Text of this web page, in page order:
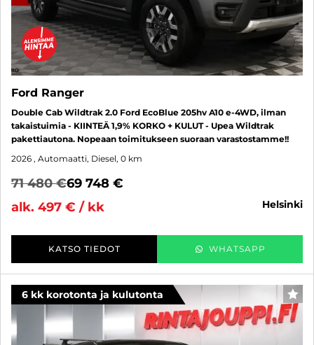
Ford Ranger
Double Cab Wildtrak 2.0 Ford EcoBlue 205hv A10 e-4WD, ilman
takaistuimia - KIINTEÄ 1,9% KORKO + KULUT - Upea Wildtrak
pakettiautona. Nopeaan toimitukseen suoraan varastostamme!!
2026 , Automaatti, Diesel, 0 km
71 480 €69 748 €
alk. 497 € / kk
helsinki
KATSO TIEDOT WHATSAPP
6 kk korotonta ja kulutonta